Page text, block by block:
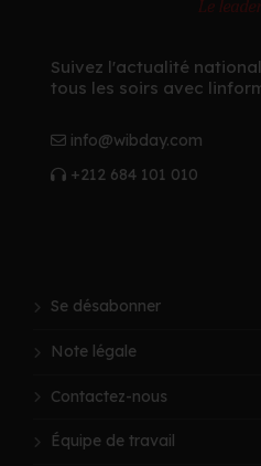
Suivez l'actualité
tous les soirs avec
info@wibday.com
+212 684 101 010
Se désabonner
Note légale
Contactez-nous
Équipe de travail